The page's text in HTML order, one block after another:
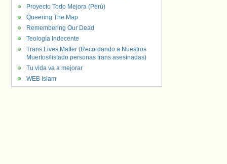
Proyecto Todo Mejora (Perú)
Queering The Map
Remembering Our Dead
Teología Indecente
Trans Lives Matter (Recordando a Nuestros
Muertos/listado personas trans asesinadas)
Tu vida va a mejorar
WEB Islam